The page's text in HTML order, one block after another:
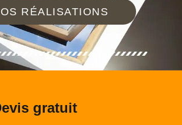
RÉALISATIONS
gratuit